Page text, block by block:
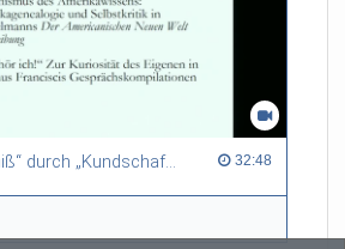
„Selbst-Erkenntniß“ durch „Kundschafft fremder Sitten“. Zur Rezeption früher Amerika-Reiseberichte im deutschen Barock 32:48